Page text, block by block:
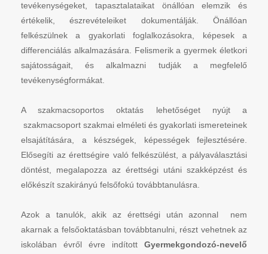
tevékenységeket, tapasztalataikat önállóan elemzik és
értékelik, észrevételeiket dokumentálják. Önállóan
felkészülnek a gyakorlati foglalkozásokra, képesek a
differenciálás alkalmazására. Felismerik a gyermek életkori
sajátosságait, és alkalmazni tudják a megfelelő
tevékenységformákat.
A szakmacsoportos oktatás lehetőséget nyújt a
szakmacsoport szakmai elméleti és gyakorlati ismereteinek
elsajátítására, a készségek, képességek fejlesztésére.
Elősegíti az érettségire való felkészülést, a pályaválasztási
döntést, megalapozza az érettségi utáni szakképzést és
előkészít szakirányú felsőfokú továbbtanulásra.
Azok a tanulók, akik az érettségi után azonnal nem
akarnak a felsőoktatásban továbbtanulni, részt vehetnek az
iskolában évről évre indított Gyermekgondozó-nevelő